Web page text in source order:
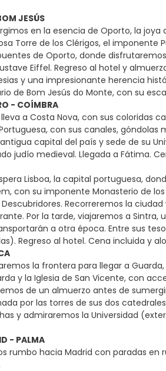
JESÚS
en la esencia de Oporto, la
Torre de los Clérigos, el imponente
de Oporto, donde
Eiffel. Regreso al hotel y
y una impresionante herencia
de Bom Jesús do Monte, con su
- COÍMBRA
a Costa Nova, con sus coloridas
con sus canales,
capital del país y sede de su
judío medieval. Llegada a Fátima.
Lisboa, la capital portuguesa,
con su imponente Monasterio de
Recorreremos la
Por la tarde, viajaremos a
a otra época. Entre sus
Regreso al hotel. Cena incluida y
la frontera para llegar a
y la Iglesia de San Vicente, con
de un almuerzo antes de
por las torres de sus dos
y admiraremos la Universidad
- PALMA
rumbo hacia Madrid con paradas en